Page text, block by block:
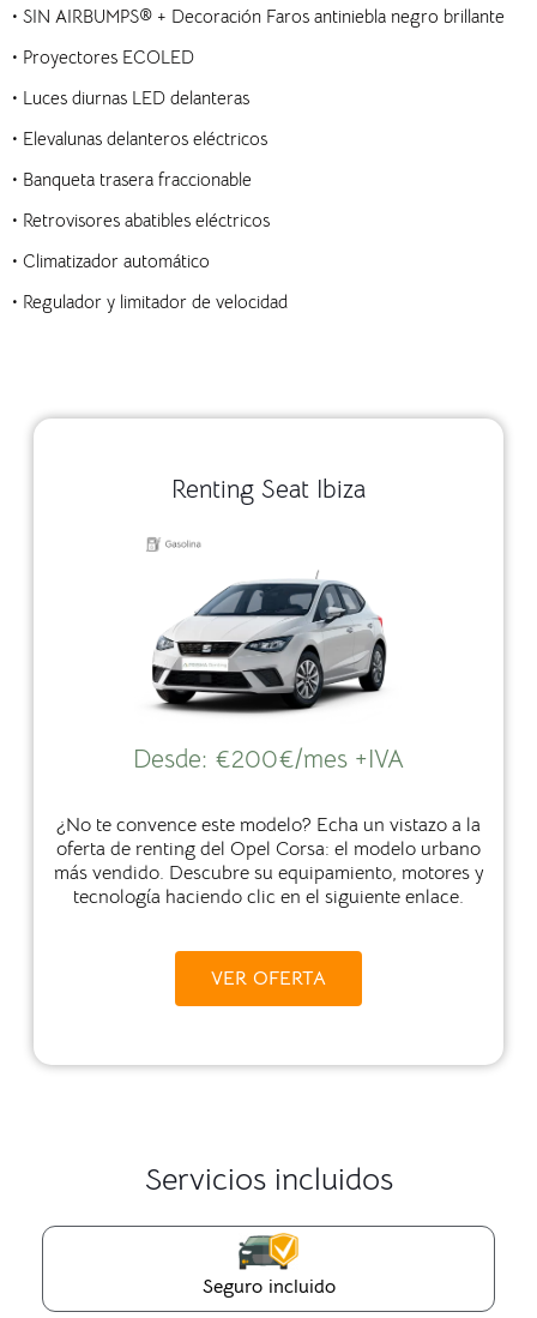
• SIN AIRBUMPS® + Decoración Faros antiniebla negro brillante
• Proyectores ECOLED
• Luces diurnas LED delanteras
• Elevalunas delanteros eléctricos
• Banqueta trasera fraccionable
• Retrovisores abatibles eléctricos
• Climatizador automático
• Regulador y limitador de velocidad
Renting Seat Ibiza
Desde: €200€/mes +IVA
¿No te convence este modelo? Echa un vistazo a la
oferta de renting del Opel Corsa: el modelo urbano
más vendido. Descubre su equipamiento, motores y
tecnología haciendo clic en el siguiente enlace.
VER OFERTA
Servicios incluidos
Seguro incluido